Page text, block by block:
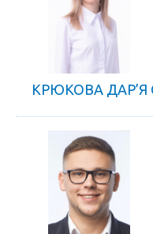
КРЮКОВА ДАР’Я